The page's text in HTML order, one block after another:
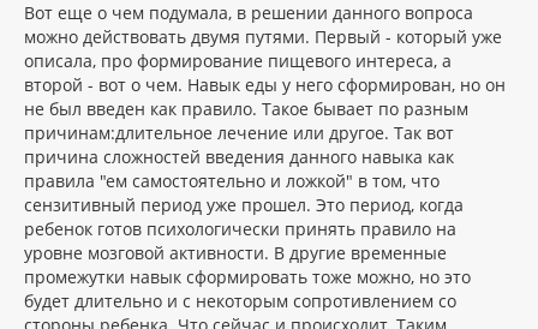
Вот еще о чем подумала, в решении данного вопроса
можно действовать двумя путями. Первый - который уже
описала, про формирование пищевого интереса, а
второй - вот о чем. Навык еды у него сформирован, но он
не был введен как правило. Такое бывает по разным
причинам:длительное лечение или другое. Так вот
причина сложностей введения данного навыка как
правила "ем самостоятельно и ложкой" в том, что
сензитивный период уже прошел. Это период, когда
ребенок готов психологически принять правило на
уровне мозговой активности. В другие временные
промежутки навык сформировать тоже можно, но это
будет длительно и с некоторым сопротивлением со